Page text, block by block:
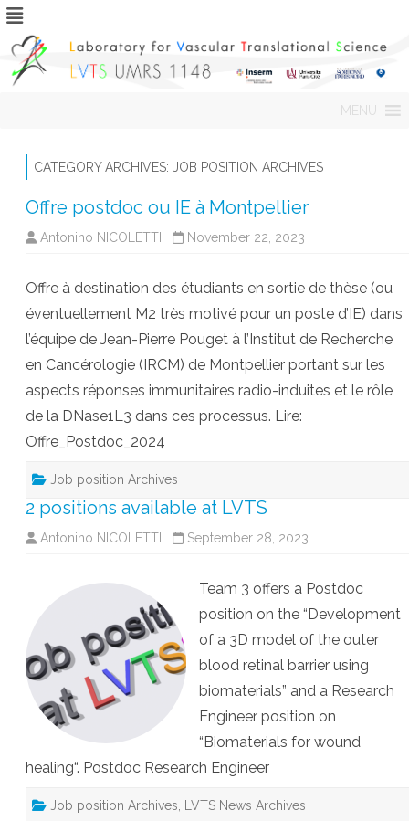
MENU
CATEGORY ARCHIVES: JOB POSITION ARCHIVES
Offre postdoc ou IE à Montpellier
Antonino NICOLETTI November 22, 2023
Offre à destination des étudiants en sortie de thèse (ou
éventuellement M2 très motivé pour un poste d’IE) dans
l’équipe de Jean-Pierre Pouget à l’Institut de Recherche
en Cancérologie (IRCM) de Montpellier portant sur les
aspects réponses immunitaires radio-induites et le rôle
de la DNase1L3 dans ces processus. Lire:
Offre_Postdoc_2024
Job position Archives
2 positions available at LVTS
Antonino NICOLETTI September 28, 2023
Team 3 offers a Postdoc
position on the “Development
of a 3D model of the outer
blood retinal barrier using
biomaterials” and a Research
Engineer position on
“Biomaterials for wound
healing“. Postdoc Research Engineer
Job position Archives LVTS News Archives